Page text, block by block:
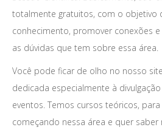
totalmente gratuitos, com o objetivo
conhecimento, promover conexões
as dúvidas que tem sobre essa área.
Você pode ficar de olho no nosso
dedicada especialmente à
eventos. Temos cursos teóricos,
começando nessa área e quer